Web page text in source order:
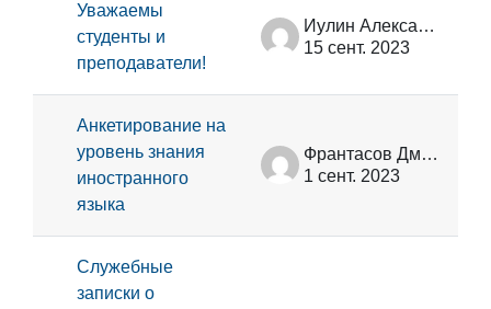
Уважаемы
студенты и
преподаватели!
Иулин Александр Александрович
15 сент. 2023
Анкетирование на
уровень знания
иностранного
языка
Франтасов Дмитрий Николаевич
1 сент. 2023
Служебные
записки о